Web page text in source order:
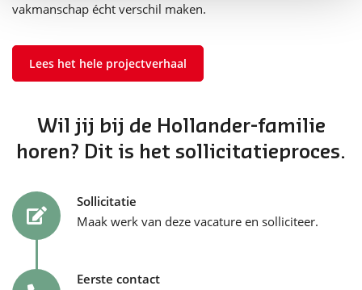
vakmanschap écht verschil maken.
Lees het hele projectverhaal
Wil jij bij de Hollander-familie
horen? Dit is het sollicitatieproces.
Sollicitatie
Maak werk van deze vacature en solliciteer.
Eerste contact